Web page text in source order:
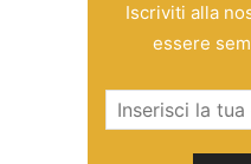
Iscriviti alla
essere